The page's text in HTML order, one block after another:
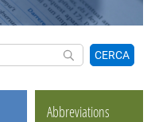
CERCA
Abbreviations